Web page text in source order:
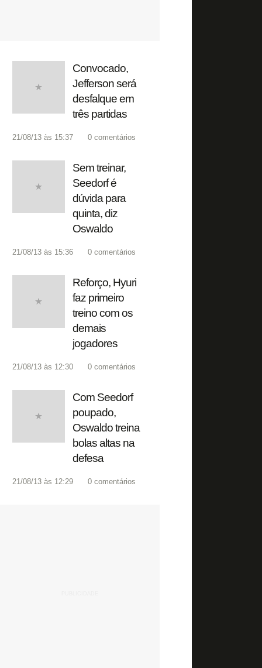
Convocado,
Jefferson será
desfalque em
três partidas
21/08/13 às 15:37 0 comentários
Sem treinar,
Seedorf é
dúvida para
quinta, diz
Oswaldo
21/08/13 às 15:36 0 comentários
Reforço, Hyuri
faz primeiro
treino com os
demais
jogadores
21/08/13 às 12:30 0 comentários
Com Seedorf
poupado,
Oswaldo treina
bolas altas na
defesa
21/08/13 às 12:29 0 comentários